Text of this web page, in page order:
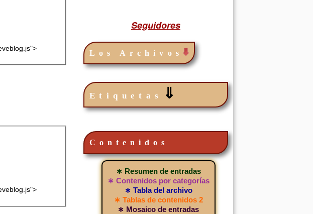
Seguidores
Los Archivos
Etiquetas ⇓
Contenidos
∗ Resumen de entradas
∗ Contenidos por categorías
∗ Tabla del archivo
∗ Tablas de contenidos 2
∗ Mosaico de entradas